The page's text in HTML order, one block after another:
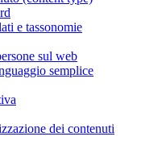
e tassonomie
sul web
semplice
dei contenuti